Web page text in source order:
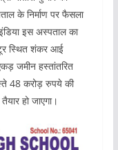
के निर्माण पर फैसला
इस अस्पताल का
स्थित शंकर आई
जमीन हस्तांतरित
48 करोड़ रुपये की
हो जाएगा।